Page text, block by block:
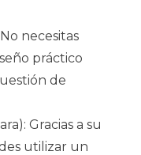
necesitas
práctico
de
Gracias a su
utilizar un